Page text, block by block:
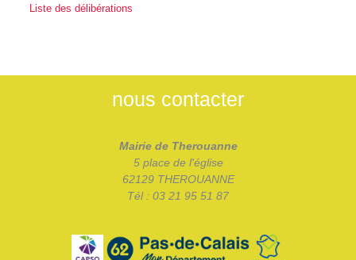
Liste des délibérations
nous contacter
Mairie de Therouanne
5 place de l'église
62129 THEROUANNE
Tél : 03 21 95 51 87